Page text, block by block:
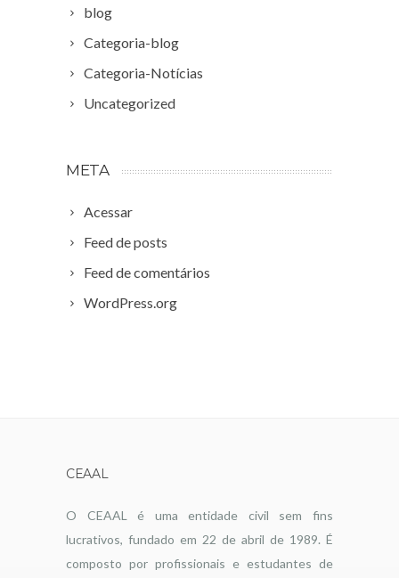
blog
Categoria-blog
Categoria-Notícias
Uncategorized
META
Acessar
Feed de posts
Feed de comentários
WordPress.org
CEAAL
O CEAAL é uma entidade civil sem fins
lucrativos, fundado em 22 de abril de 1989. É
composto por profissionais e estudantes de